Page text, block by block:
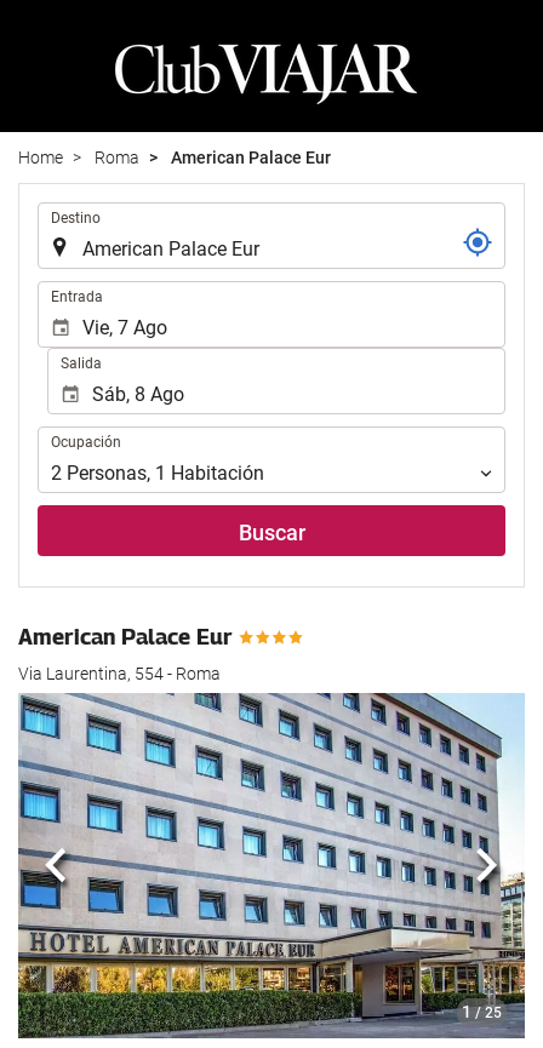
Home Roma American Palace Eur
Destino
Entrada
Salida
Ocupación
Ocupación
2 Personas, 1 Habitación
Buscar
American Palace Eur
Via Laurentina, 554 - Roma
1 / 25
Anterior